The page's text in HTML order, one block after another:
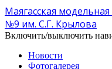
Маягасская
№9 им. С.Г. Крылова
Включить/выключить
Новости
Фотогалерея